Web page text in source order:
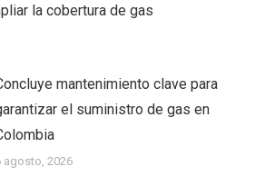
la cobertura de gas
mantenimiento clave para
el suministro de gas en
agosto, 2026